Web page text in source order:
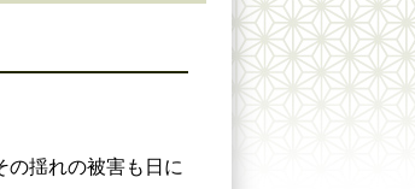
の揺れの被害も日に